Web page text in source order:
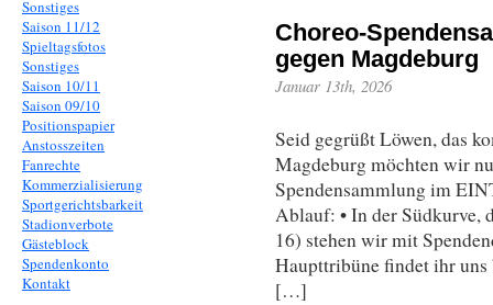
Sonstiges
Saison 11/12
Spieltagsfotos
Sonstiges
Saison 10/11
Saison 09/10
Positionspapier
Anstosszeiten
Fanrechte
Kommerzialisierung
Sportgerichtsbarkeit
Stadionverbote
Gästeblock
Spendenkonto
Kontakt
Choreo-
gegen Magdeburg
Januar 13th, 2026
Seid gegrüßt Löwen, das
Magdeburg möchten wir
Spendensammlung im
Ablauf: • In der Südkurve,
16) stehen wir mit
Haupttribüne findet ihr uns
[…]